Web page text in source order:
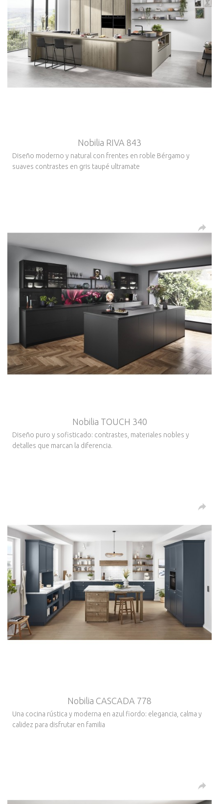
Nobilia RIVA 843
Diseño moderno y natural con frentes en roble Bérgamo y
suaves contrastes en gris taupé ultramate
Nobilia TOUCH 340
Diseño puro y sofisticado: contrastes, materiales nobles y
detalles que marcan la diferencia.
Nobilia CASCADA 778
Una cocina rústica y moderna en azul fiordo: elegancia, calma y
calidez para disfrutar en familia